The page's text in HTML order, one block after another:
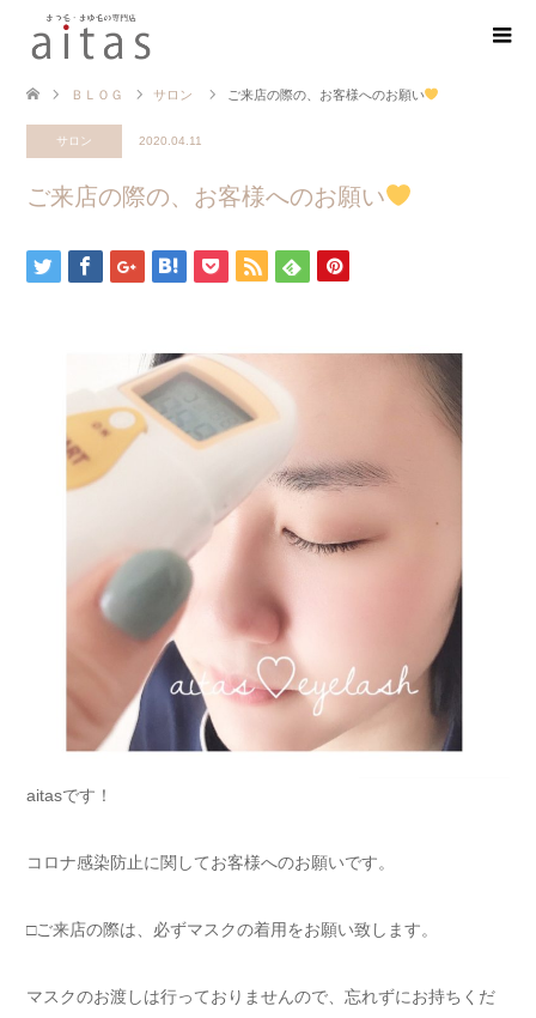
ＢＬＯＧ サロン ご来店の際の、お客様へのお願い
サロン 2020.04.11
ご来店の際の、お客様へのお願い
aitasです！
コロナ感染防止に関してお客様へのお願いです。
□ご来店の際は、必ずマスクの着用をお願い致します。
マスクのお渡しは行っておりませんので、忘れずにお持ちくだ